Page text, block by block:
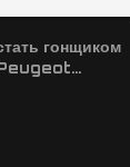
гонщиком